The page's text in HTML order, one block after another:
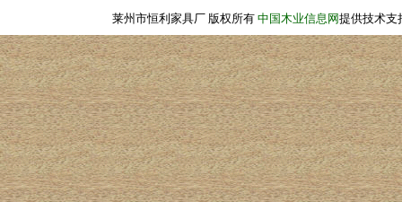
莱州市恒利家具厂 版权所有 中国木业信息网提供技术支